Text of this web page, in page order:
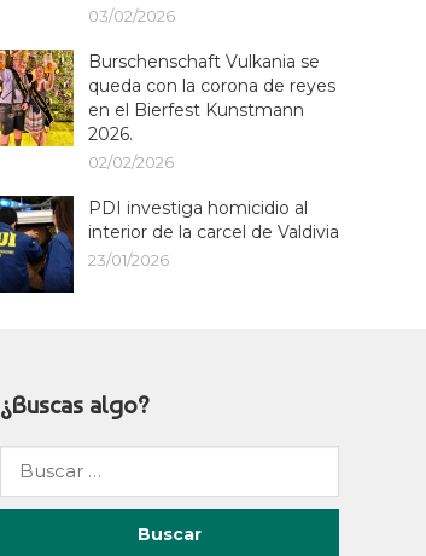
03/02/2026
Burschenschaft Vulkania se
queda con la corona de reyes
en el Bierfest Kunstmann
2026.
02/02/2026
PDI investiga homicidio al
interior de la carcel de Valdivia
23/01/2026
¿Buscas algo?
Buscar
por: